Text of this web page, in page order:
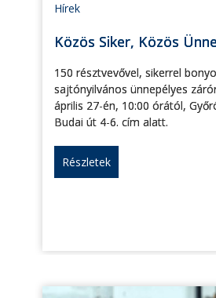
Hírek
Közös Siker, Közös
150 résztvevővel, sikerrel
sajtónyilvános ünnepélyes
április 27-én, 10:00 órától,
Budai út 4-6. cím alatt.
Részletek